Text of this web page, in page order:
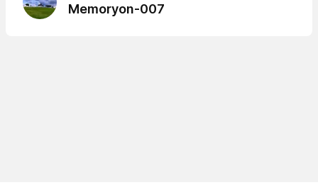
Memoryon-007